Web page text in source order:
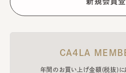
CA4LA
年間のお買い上げ金額(税抜)に